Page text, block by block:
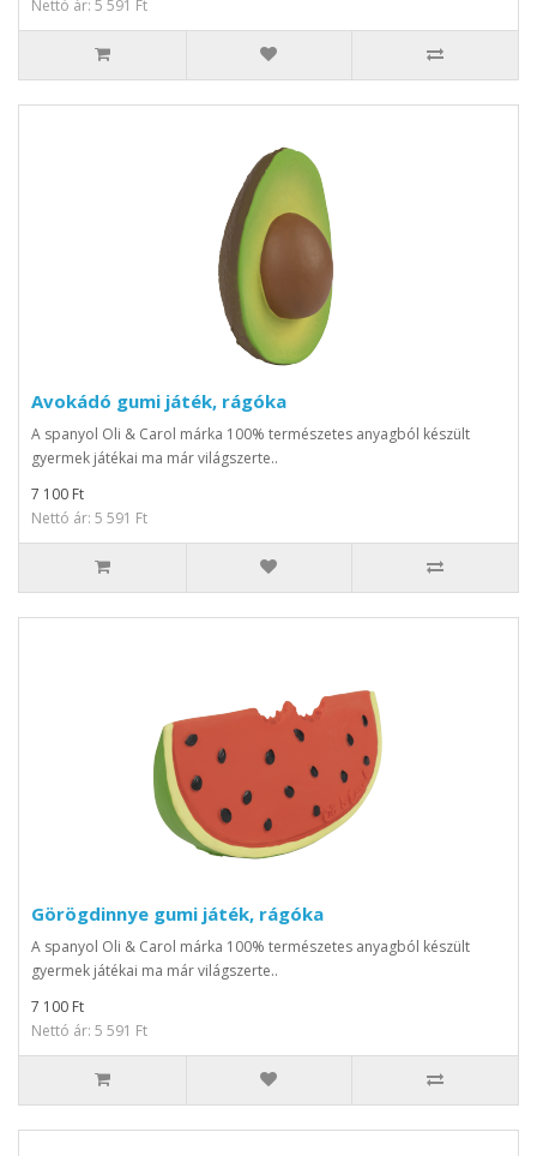
Nettó ár: 5 591 Ft
Avokádó gumi játék, rágóka
A spanyol Oli & Carol márka 100% természetes anyagból készült
gyermek játékai ma már világszerte..
7 100 Ft
Nettó ár: 5 591 Ft
Görögdinnye gumi játék, rágóka
A spanyol Oli & Carol márka 100% természetes anyagból készült
gyermek játékai ma már világszerte..
7 100 Ft
Nettó ár: 5 591 Ft